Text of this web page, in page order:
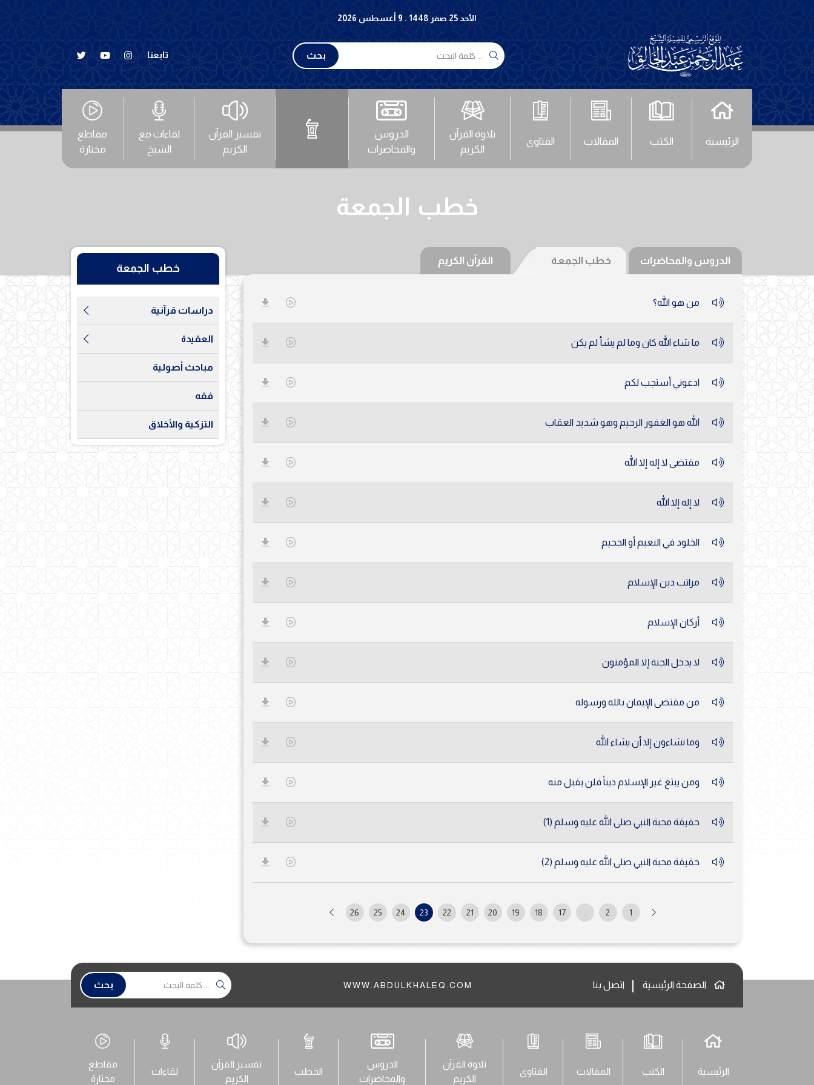
الأحد 25 صفر 1448 . 9 أغسطس 2026
بحث تابعنا
الرئيسية الكتب المقالات الفتاوى
تلاوة القرآن
الكريم
الدروس
والمحاضرات
تفسير القرآن
الكريم
لقاءات مع
الشيخ
مقاطع
مختارة
خطب الجمعة
الدروس والمحاضرات خطب الجمعة القرآن الكريم
من هو الله؟
ما شاء الله كان وما لم يشأ لم يكن
ادعوني أستجب لكم
الله هو الغفور الرحيم وهو شديد العقاب
مقتضى لا إله إلا الله
لا إله إلا الله
الخلود في النعيم أو الجحيم
مراتب دين الإسلام
أركان الإسلام
لا يدخل الجنة إلا المؤمنون
من مقتضى الإيمان بالله ورسوله
وما تشاءون إلا أن يشاء الله
ومن يبتغ غير الإسلام ديناً فلن يقبل منه
حقيقة محبة النبي صلى الله عليه وسلم (1)
حقيقة محبة النبي صلى الله عليه وسلم (2)
1
2
...
17
18
19
20
21
22
23
24
25
26
خطب الجمعة
دراسات قرآنية
العقيدة
مباحث أصولية
فقه
التزكية والأخلاق
الصفحة الرئيسية اتصل بنا WWW.ABDULKHALEQ.COM بحث
الرئيسية الكتب المقالات الفتاوى
تلاوة القرآن
الكريم
الدروس
والمحاضرات
الخطب
تفسير القرآن
الكريم
لقاءات
مقاطع
مختارة